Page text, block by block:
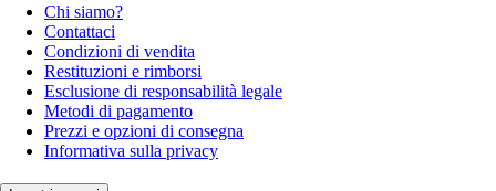
Chi siamo?
Contattaci
Condizioni di vendita
Restituzioni e rimborsi
Esclusione di responsabilità legale
Metodi di pagamento
Prezzi e opzioni di consegna
Informativa sulla privacy